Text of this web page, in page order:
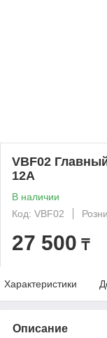
VBF02
12А
В наличии
Код: VBF02
27 500 ₸
Характеристики
Описание